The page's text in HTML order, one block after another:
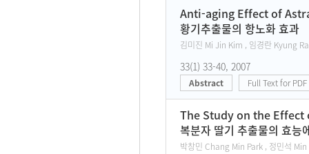
Anti-aging Effect of
황기추출물의 항노화 효과
김미진 Mi Jin Kim , 임경란 Kyung
33(1) 33-40, 2007
Abstract Full Text for PDF
The Study on the Effect
복분자 딸기 추출물의 효능
박창민 Chang Min Park , 정민석